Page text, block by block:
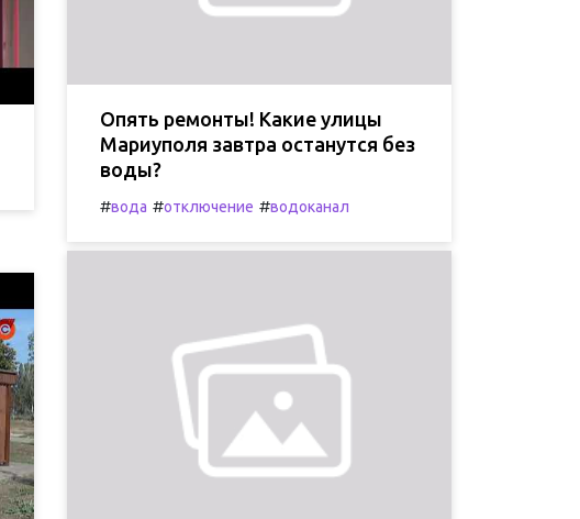
Опять ремонты! Какие улицы
Мариуполя завтра останутся без
воды?
#вода #отключение #водоканал